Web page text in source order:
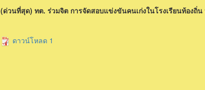
(ด่วนที่สุด) ทต. ร่วมจิต การจัดสอบแข่งขันคนเก่งในโรงเรียนท้องถิ่น
ดาวน์โหลด 1